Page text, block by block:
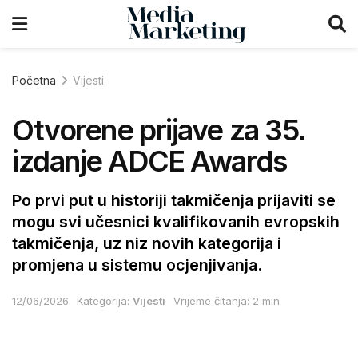
Početna Vijesti
Otvorene prijave za 35.
izdanje ADCE Awards
Po prvi put u historiji takmičenja prijaviti se
mogu svi učesnici kvalifikovanih evropskih
takmičenja, uz niz novih kategorija i
promjena u sistemu ocjenjivanja.
12/06/2026 Kategorija: Vijesti Vrijeme čitanja: 2 min